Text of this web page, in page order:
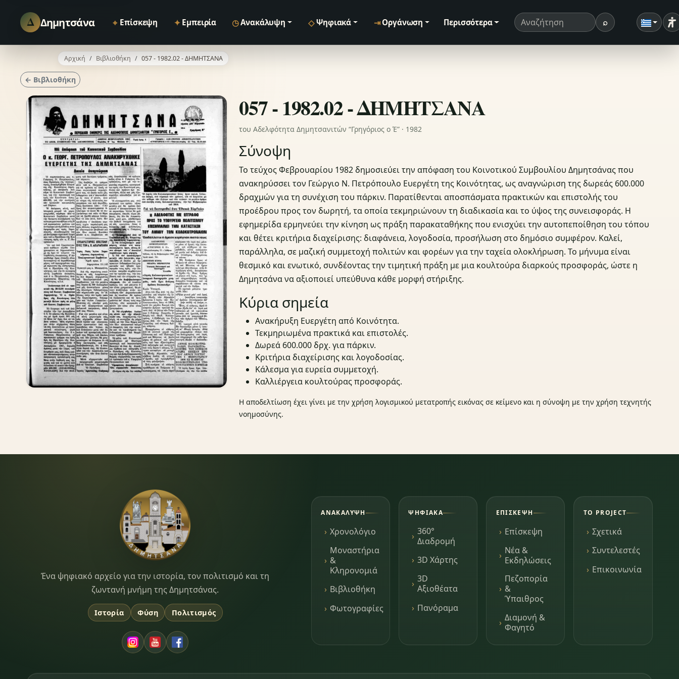
Δ Δημητσάνα ⌖ Επίσκεψη ✦ Εμπειρία ◷Ανακάλυψη ◇ Ψηφιακά ⇥ Οργάνωση Περισσότερα Όρος αναζήτησης ⌕Αναζήτηση
Αρχική Βιβλιοθήκη 057 - 1982.02 - ΔΗΜΗΤΣΑΝΑ
← Βιβλιοθήκη
057 - 1982.02 - ΔΗΜΗΤΣΑΝΑ
του Αδελφότητα Δημητσανιτών “Γρηγόριος ο Έ” · 1982
Σύνοψη
Το τεύχος Φεβρουαρίου 1982 δημοσιεύει την απόφαση του Κοινοτικού Συμβουλίου Δημητσάνας που
ανακηρύσσει τον Γεώργιο Ν. Πετρόπουλο Ευεργέτη της Κοινότητας, ως αναγνώριση της δωρεάς 600.000
δραχμών για τη συνέχιση του πάρκιν. Παρατίθενται αποσπάσματα πρακτικών και επιστολής του
προέδρου προς τον δωρητή, τα οποία τεκμηριώνουν τη διαδικασία και το ύψος της συνεισφοράς. Η
εφημερίδα ερμηνεύει την κίνηση ως πράξη παρακαταθήκης που ενισχύει την αυτοπεποίθηση του τόπου
και θέτει κριτήρια διαχείρισης: διαφάνεια, λογοδοσία, προσήλωση στο δημόσιο συμφέρον. Καλεί,
παράλληλα, σε μαζική συμμετοχή πολιτών και φορέων για την ταχεία ολοκλήρωση. Το μήνυμα είναι
θεσμικό και ενωτικό, συνδέοντας την τιμητική πράξη με μια κουλτούρα διαρκούς προσφοράς, ώστε η
Δημητσάνα να αξιοποιεί υπεύθυνα κάθε μορφή στήριξης.
Κύρια σημεία
Ανακήρυξη Ευεργέτη από Κοινότητα.
Τεκμηριωμένα πρακτικά και επιστολές.
Δωρεά 600.000 δρχ. για πάρκιν.
Κριτήρια διαχείρισης και λογοδοσίας.
Κάλεσμα για ευρεία συμμετοχή.
Καλλιέργεια κουλτούρας προσφοράς.
Η αποδελτίωση έχει γίνει με την χρήση λογισμικού μετατροπής εικόνας σε κείμενο και η σύνοψη με την χρήση τεχνητής
νοημοσύνης.
Dimitsana.gr
Ένα ψηφιακό αρχείο για την ιστορία, τον πολιτισμό και τη
ζωντανή μνήμη της Δημητσάνας.
Ιστορία Φύση Πολιτισμός
ΑΝΑΚΆΛΥΨΗ
Χρονολόγιο
Μοναστήρια
&
Κληρονομιά
Βιβλιοθήκη
Φωτογραφίες
ΨΗΦΙΑΚΆ
360°
Διαδρομή
3D Χάρτης
3D
Αξιοθέατα
Πανόραμα
ΕΠΊΣΚΕΨΗ
Επίσκεψη
Νέα &
Εκδηλώσεις
Πεζοπορία
&
Ύπαιθρος
Διαμονή &
Φαγητό
ΤΟ PROJECT
Σχετικά
Συντελεστές
Επικοινωνία